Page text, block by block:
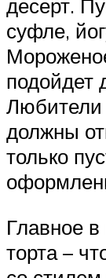
десерт.
суфле,
подойдет
Любители
должны
только
Главное
торта –